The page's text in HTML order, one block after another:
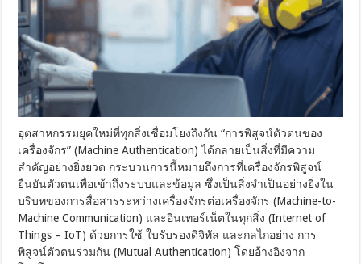
ตน
ของ
เครื่องจักร
กุญแจ
สำคัญ
สู่
ความ
ปลอดภัย
และ
การ
ทำงาน
ประสิทธิภาพ
อุตสาหกรรมยุคใหม่ที่ทุกสิ่งเชื่อมโยงถึงกัน “การพิสูจน์ตัวตนของ
เครื่องจักร” (Machine Authentication) ได้กลายเป็นสิ่งที่มีความ
สำคัญอย่างยิ่งยวด กระบวนการนี้หมายถึงการที่เครื่องจักรพิสูจน์
ยืนยันตัวตนเพื่อเข้าถึงระบบและข้อมูล ซึ่งเป็นสิ่งจำเป็นอย่างยิ่งใน
บริบทของการสื่อสารระหว่างเครื่องจักรต่อเครื่องจักร (Machine-to-
Machine Communication) และอินเทอร์เน็ตในทุกสิ่ง (Internet of
Things – IoT) ด้วยการใช้ ใบรับรองดิจิทัล และกลไกอย่าง การ
พิสูจน์ตัวตนร่วมกัน (Mutual Authentication) โดยอ้างอิงจาก